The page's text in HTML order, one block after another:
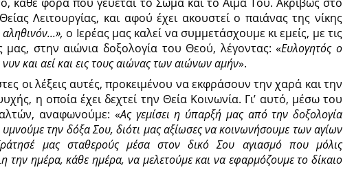
Λειτουργίας, και αφού έχει ακουστεί ο παιάνας της νίκης
ο Ιερέας μας καλεί να συμμετάσχουμε κι εμείς, με τις
μας, στην αιώνια δοξολογία του Θεού, λέγοντας: «Ευλογητός ο
και αεί και εις τους αιώνας των αιώνων αμήν».
οι λέξεις αυτές, προκειμένου να εκφράσουν την χαρά και την
η οποία έχει δεχτεί την Θεία Κοινωνία. Γι’ αυτό, μέσω του
αναφωνούμε: «Ας γεμίσει η ύπαρξή μας από την δοξολογία
την δόξα Σου, διότι μας αξίωσες να κοινωνήσουμε των αγίων
μας σταθερούς μέσα στον δικό Σου αγιασμό που μόλις
την ημέρα, κάθε ημέρα, να μελετούμε και να εφαρμόζουμε το δίκαιο